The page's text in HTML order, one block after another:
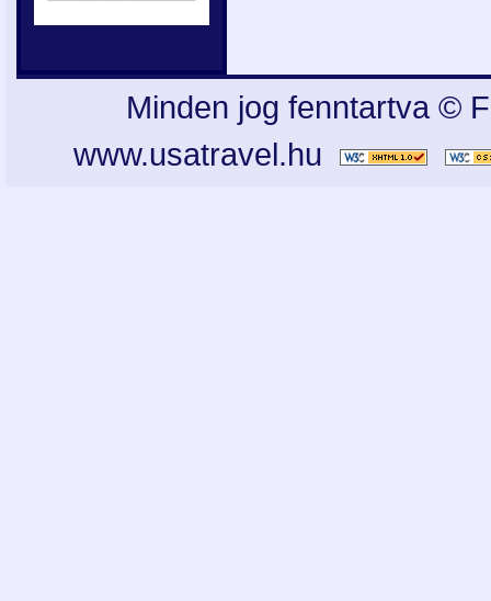
Minden jog fenntartva ©
www.usatravel.hu